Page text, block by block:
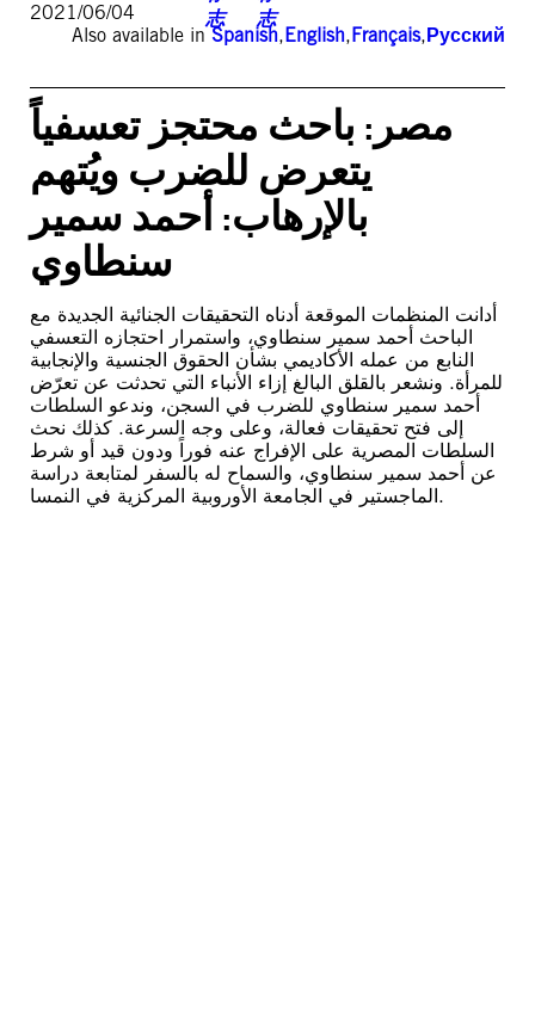
2021/06/04
Also available inSpanish,English,Français,Русский
مصر: باحث محتجز تعسفياً
يتعرض للضرب ويُتهم
بالإرهاب: أحمد سمير
سنطاوي
أدانت المنظمات الموقعة أدناه التحقيقات الجنائية الجديدة مع
الباحث أحمد سمير سنطاوي، واستمرار احتجازه التعسفي
النابع من عمله الأكاديمي بشأن الحقوق الجنسية والإنجابية
للمرأة. ونشعر بالقلق البالغ إزاء الأنباء التي تحدثت عن تعرّض
أحمد سمير سنطاوي للضرب في السجن، وندعو السلطات
إلى فتح تحقيقات فعالة، وعلى وجه السرعة. كذلك نحث
السلطات المصرية على الإفراج عنه فوراً ودون قيد أو شرط
عن أحمد سمير سنطاوي، والسماح له بالسفر لمتابعة دراسة
الماجستير في الجامعة الأوروبية المركزية في النمسا.